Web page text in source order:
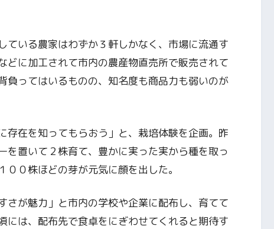
いる農家はわずか３軒しかなく、市場に流通す
どに加工されて市内の農産物直売所で販売されて
負ってはいるものの、知名度も商品力も弱いのが
在を知ってもらおう」と、栽培体験を企画。昨
を置いて２株育て、豊かに実った実から種を取っ
０株ほどの芽が元気に顔を出した。
が魅力」と市内の学校や企業に配布し、育てて
には、配布先で食卓をにぎわせてくれると期待す